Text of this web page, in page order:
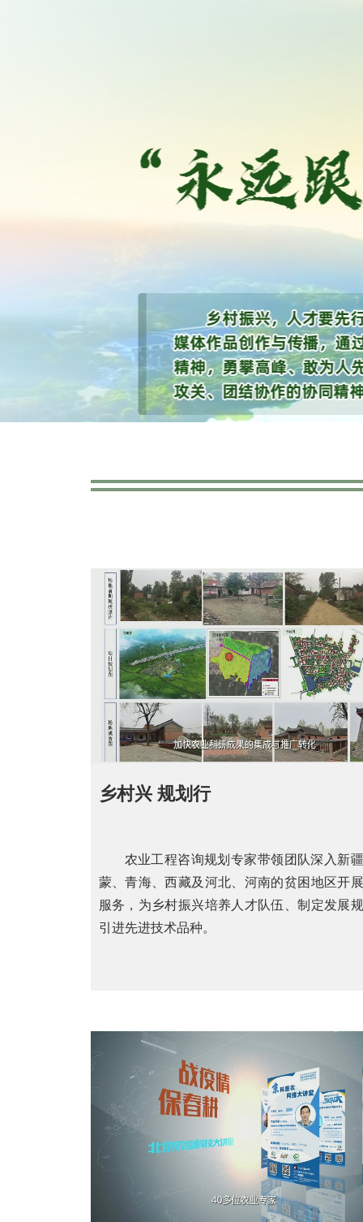
乡村兴 规划行
农业工程咨询规划专家带领团队深入新
蒙、青海、西藏及河北、河南的贫困地区开
服务，为乡村振兴培养人才队伍、制定发展
引进先进技术品种。